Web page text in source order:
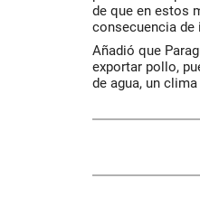
de que en estos
consecuencia de
Añadió que
exportar pollo,
de agua, un